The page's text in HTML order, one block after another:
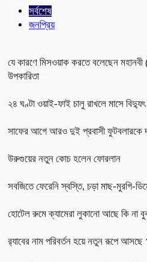
সর্বশেষ
জনপ্রিয়
যে কারণে মিসওয়াক করতে বলেছেন
উপকারিতা
২৪ ঘণ্টা ওয়াই-ফাই চালু রাখলে মাসে
সাফের আগে আরও দুই প্রবাসী ফুটবলারকে
উরুগুয়ের নতুন কোচ হলেন ফোরলান
সবজিতে ফেরেনি স্বস্তি, চড়া মাছ-মুরগি-
হোটেল রুমে ক্যামেরা লুকানো আছে কি না
র‌্যাবের নাম পরিবর্তন হয়ে নতুন রূপে